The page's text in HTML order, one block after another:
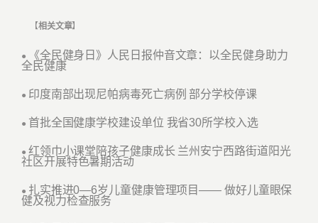
【相关文章】
●
《全民健身日》人民日报仲音文章：以全民健身助力
全民健康
● 印度南部出现尼帕病毒死亡病例 部分学校停课
● 首批全国健康学校建设单位 我省30所学校入选
● 红领巾小课堂陪孩子健康成长 兰州安宁西路街道阳光
社区开展特色暑期活动
● 扎实推进0—6岁儿童健康管理项目—— 做好儿童眼保
健及视力检查服务